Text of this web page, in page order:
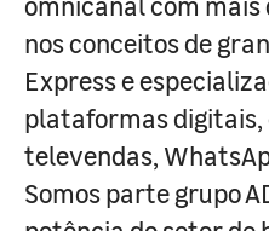
nos conceitos de
Express e
plataformas
televendas,
Somos parte grupo